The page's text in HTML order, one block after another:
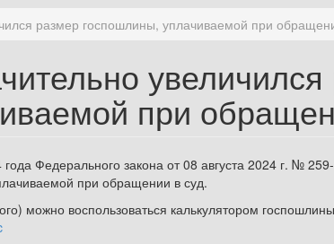
размер госпошлины, уплачиваемой при
при
Федерального закона от 08 августа 2024 г. №
при обращении в суд.
можно воспользоваться калькулятором